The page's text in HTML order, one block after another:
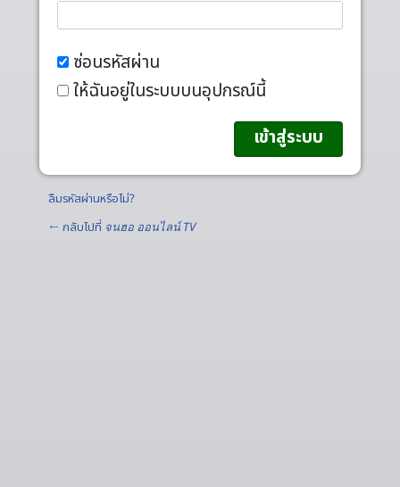
ซ่อนรหัสผ่าน
ให้ฉันอยู่ในระบบบนอุปกรณ์นี้
ลืมรหัสผ่านหรือไม่?
← กลับไปที่ จนฮอ ออนไลน์ TV